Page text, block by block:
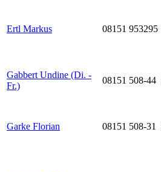
Ertl Markus 08151 953295
Gabbert Undine (Di. -
Fr.)
08151 508-44
Garke Florian 08151 508-31